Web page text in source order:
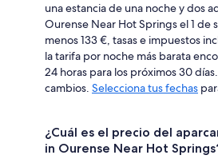
una estancia de una noche y dos
Ourense Near Hot Springs el 1 de
menos 133 €, tasas e impuestos
la tarifa por noche más barata
24 horas para los próximos 30
cambios. Selecciona tus fechas
¿Cuál es el precio del
in Ourense Near Hot